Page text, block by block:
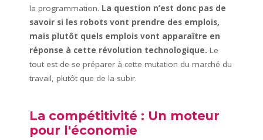
la programmation. La question n’est donc pas de
savoir si les robots vont prendre des emplois,
mais plutôt quels emplois vont apparaître en
réponse à cette révolution technologique. Le
tout est de se préparer à cette mutation du marché du
travail, plutôt que de la subir.
La compétitivité : Un moteur
pour l'économie